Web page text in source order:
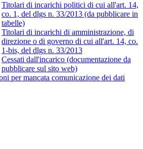
Titolari di incarichi politici di cui all'art. 14,
co. 1, del dlgs n. 33/2013 (da pubblicare in
tabelle)
Titolari di incarichi di amministrazione, di
direzione o di governo di cui all'art. 14, co.
1-bis, del dlgs n. 33/2013
Cessati dall'incarico (documentazione da
pubblicare sul sito web)
per mancata comunicazione dei dati